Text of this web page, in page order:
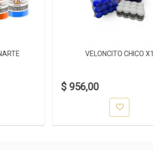
VELONCITO CHICO X1
$ 956,00